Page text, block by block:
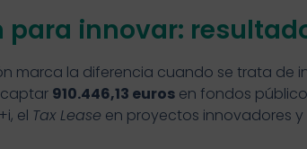
para innovar:
marca la diferencia cuando se trata de
910.446,13 eurosen fondos
el Tax Lease en proyectos innovadores